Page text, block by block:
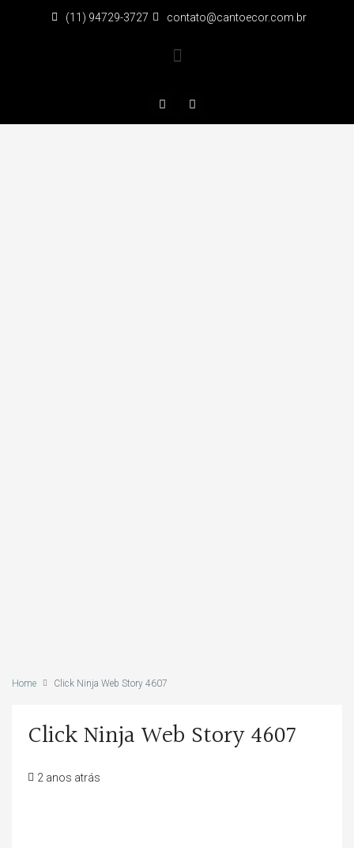
(11) 94729-3727 contato@cantoecor.com.br
Home Click Ninja Web Story 4607
Click Ninja Web Story 4607
2 anos atrás